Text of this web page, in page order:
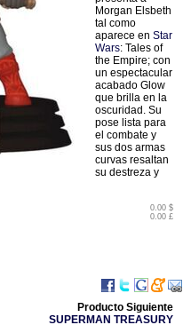
Morgan Elsbeth
tal como
aparece en Star
Wars: Tales of
the Empire; con
un espectacular
acabado Glow
que brilla en la
oscuridad. Su
pose lista para
el combate y
sus dos armas
curvas resaltan
su destreza y
0.00 $
0.00 £
Producto Siguiente
SUPERMAN TREASURY